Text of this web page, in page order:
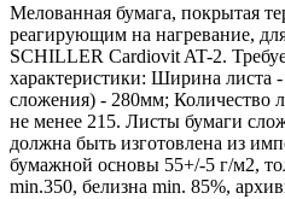
Мелованная бумага, покрытая
реагирующим на нагревание,
SCHILLER Сardiovit AT-2.
характеристики: Ширина
сложения) - 280мм; Количество
не менее 215. Листы бумаги
должна быть изготовлена из
бумажной основы 55+/-5 г/м2,
min.350, белизна min. 85%,